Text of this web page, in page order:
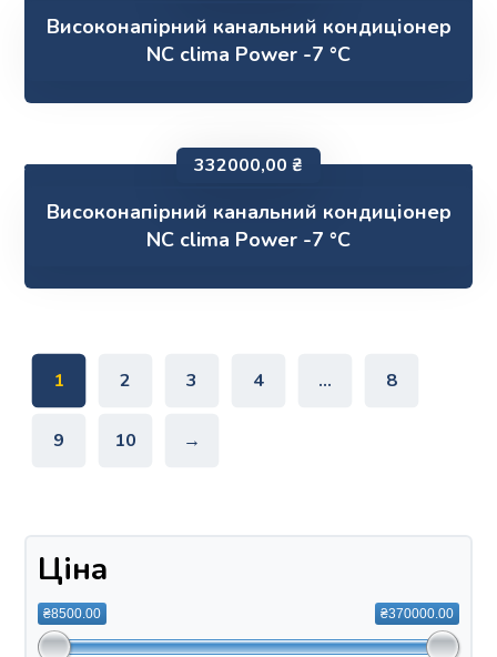
Високонапірний канальний кондиціонер
NC clima Power -7 °C
Високонапірний канальний кондиціонер
NC clima Power -7 °C
332000,00 ₴
1 2 3 4 … 8
9 10 →
Ціна
₴8500.00 ₴370000.00